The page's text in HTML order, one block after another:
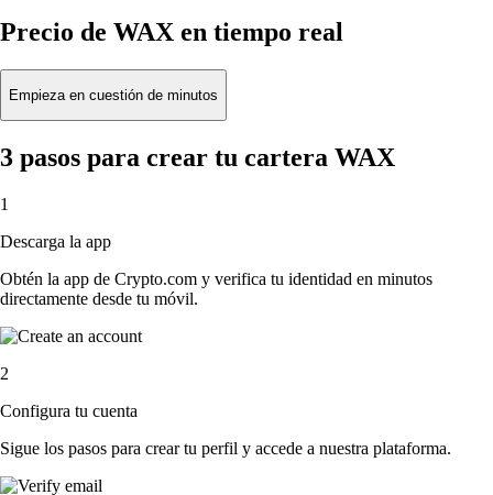
Precio de WAX en tiempo real
Empieza en cuestión de minutos
3 pasos para crear tu cartera WAX
1
Descarga la app
Obtén la app de Crypto.com y verifica tu identidad en minutos
directamente desde tu móvil.
2
Configura tu cuenta
Sigue los pasos para crear tu perfil y accede a nuestra plataforma.